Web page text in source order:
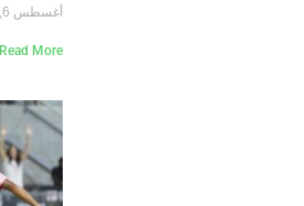
أغسطس 6, 2026
Read More »